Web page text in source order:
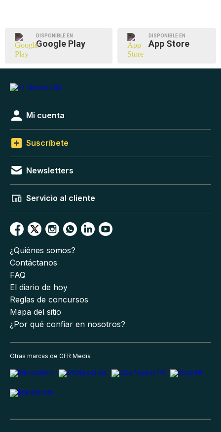
DISPONIBLE EN
Google Play
DISPONIBLE EN
App Store
Mi cuenta
Suscríbete
Newsletters
Servicio al cliente
¿Quiénes somos?
Contáctanos
FAQ
El diario de hoy
Reglas de concursos
Mapa del sitio
¿Por qué confiar en nosotros?
Otras marcas de GFR Media